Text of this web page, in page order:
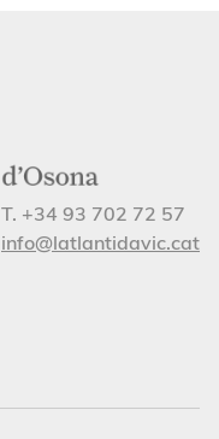
T. +34 93 702 72 57
info@latlantidavic.cat